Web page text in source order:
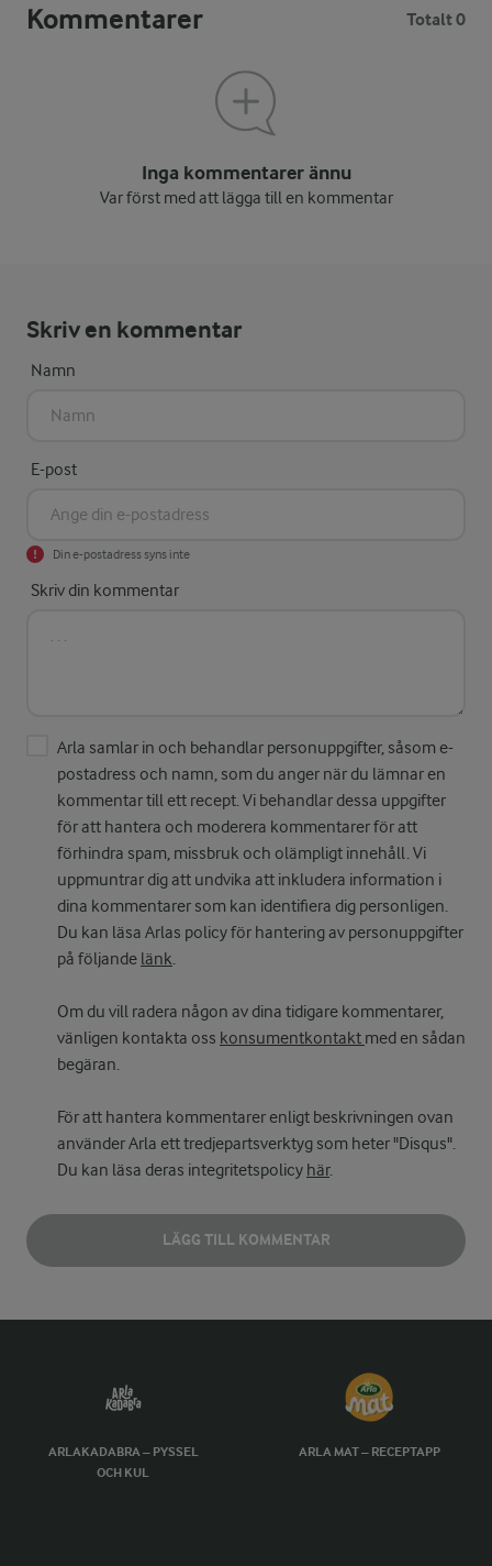
Kommentarer Totalt 0
Inga kommentarer ännu
Var först med att lägga till en kommentar
Skriv en kommentar
Namn
E-post
Din e-postadress syns inte
Skriv din kommentar
Arla samlar in och behandlar personuppgifter, såsom e-
postadress och namn, som du anger när du lämnar en
kommentar till ett recept. Vi behandlar dessa uppgifter
för att hantera och moderera kommentarer för att
förhindra spam, missbruk och olämpligt innehåll. Vi
uppmuntrar dig att undvika att inkludera information i
dina kommentarer som kan identifiera dig personligen.
Du kan läsa Arlas policy för hantering av personuppgifter
på följande länk.
Om du vill radera någon av dina tidigare kommentarer,
vänligen kontakta oss konsumentkontakt med en sådan
begäran.
För att hantera kommentarer enligt beskrivningen ovan
använder Arla ett tredjepartsverktyg som heter "Disqus".
Du kan läsa deras integritetspolicy här.
LÄGG TILL KOMMENTAR
ARLAKADABRA – PYSSEL
OCH KUL
ARLA MAT – RECEPTAPP